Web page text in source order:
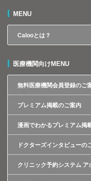
MENU
Calooとは？
医療機関向けMENU
無料医療機関会員登録のご
プレミアム掲載のご案内
漫画でわかるプレミアム掲
ドクターズインタビューの
クリニック予約システム ア